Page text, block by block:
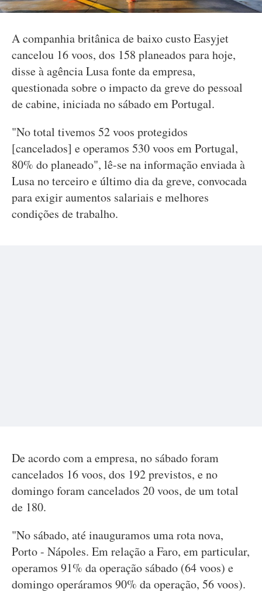
A companhia britânica de baixo custo Easyjet
cancelou 16 voos, dos 158 planeados para hoje,
disse à agência Lusa fonte da empresa,
questionada sobre o impacto da greve do pessoal
de cabine, iniciada no sábado em Portugal.
"No total tivemos 52 voos protegidos
[cancelados] e operamos 530 voos em Portugal,
80% do planeado", lê-se na informação enviada à
Lusa no terceiro e último dia da greve, convocada
para exigir aumentos salariais e melhores
condições de trabalho.
De acordo com a empresa, no sábado foram
cancelados 16 voos, dos 192 previstos, e no
domingo foram cancelados 20 voos, de um total
de 180.
"No sábado, até inauguramos uma rota nova,
Porto - Nápoles. Em relação a Faro, em particular,
operamos 91% da operação sábado (64 voos) e
domingo operáramos 90% da operação, 56 voos).